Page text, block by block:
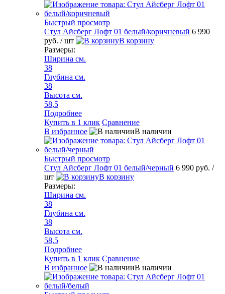
Быстрый просмотр
Стул Айсберг Лофт 01 белый/коричневый 6 990
руб. / шт
В корзину
Размеры:
Ширина см.
38
Глубина см.
38
Высота см.
58,5
Подробнее
Купить в 1 клик Сравнение
В избранное
В наличии
Быстрый просмотр
Стул Айсберг Лофт 01 белый/черный 6 990 руб. /
шт
В корзину
Размеры:
Ширина см.
38
Глубина см.
38
Высота см.
58,5
Подробнее
Купить в 1 клик Сравнение
В избранное
В наличии